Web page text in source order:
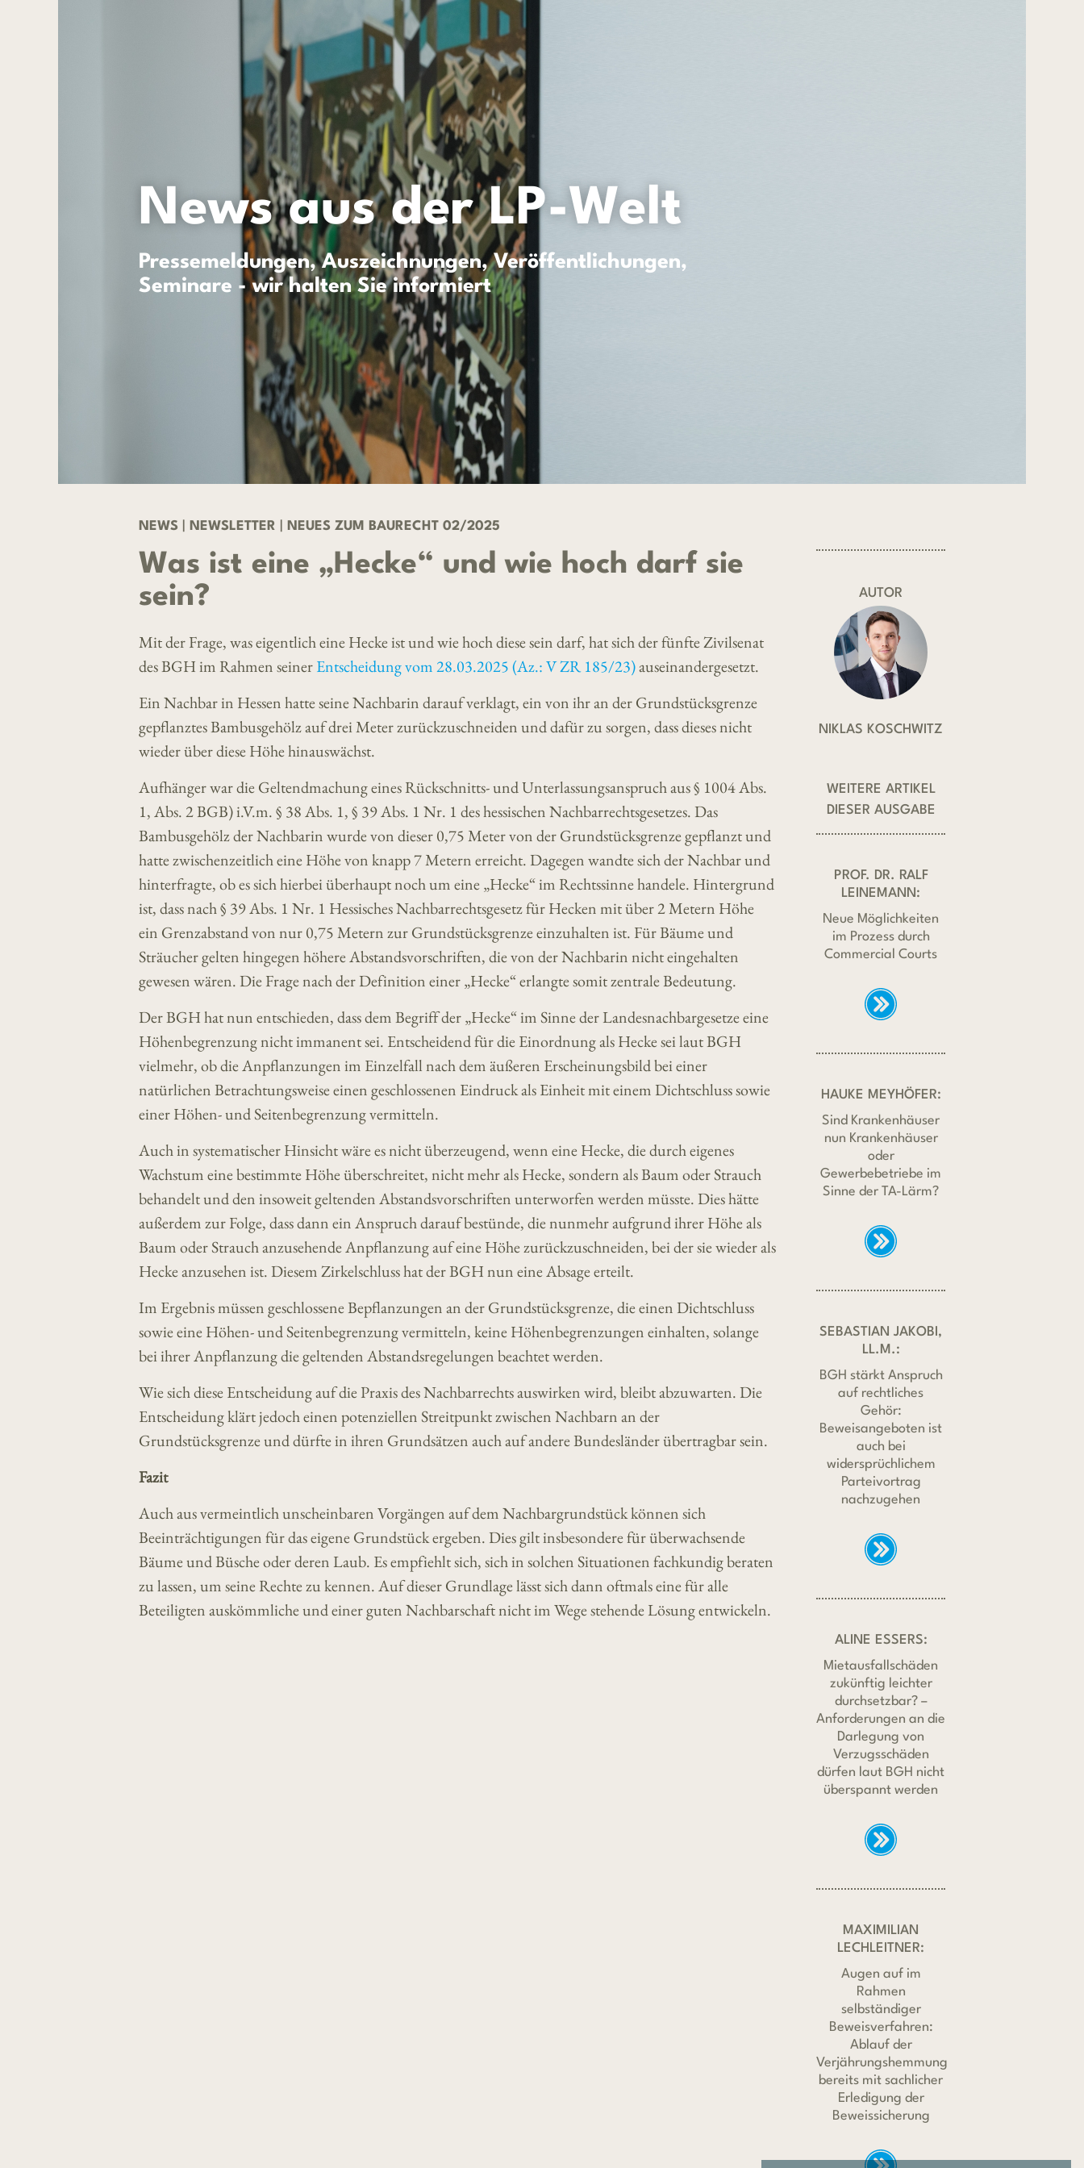
News aus der LP-Welt
Pressemeldungen, Auszeichnungen, Veröffentlichungen,
Seminare - wir halten Sie informiert
NEWS NEWSLETTER NEUES ZUM BAURECHT 02/2025
Was ist eine „Hecke“ und wie hoch darf sie
sein?
Mit der Frage, was eigentlich eine Hecke ist und wie hoch diese sein darf, hat sich der fünfte Zivilsenat
des BGH im Rahmen seinerEntscheidung vom 28.03.2025 (Az.: V ZR 185/23)auseinandergesetzt.
Ein Nachbar in Hessen hatte seine Nachbarin darauf verklagt, ein von ihr an der Grundstücksgrenze
gepflanztes Bambusgehölz auf drei Meter zurückzuschneiden und dafür zu sorgen, dass dieses nicht
wieder über diese Höhe hinauswächst.
Aufhänger war die Geltendmachung eines Rückschnitts- und Unterlassungsanspruch aus § 1004 Abs.
1, Abs. 2 BGB) i.V.m. § 38 Abs. 1, § 39 Abs. 1 Nr. 1 des hessischen Nachbarrechtsgesetzes. Das
Bambusgehölz der Nachbarin wurde von dieser 0,75 Meter von der Grundstücksgrenze gepflanzt und
hatte zwischenzeitlich eine Höhe von knapp 7 Metern erreicht. Dagegen wandte sich der Nachbar und
hinterfragte, ob es sich hierbei überhaupt noch um eine „Hecke“ im Rechtssinne handele. Hintergrund
ist, dass nach § 39 Abs. 1 Nr. 1 Hessisches Nachbarrechtsgesetz für Hecken mit über 2 Metern Höhe
ein Grenzabstand von nur 0,75 Metern zur Grundstücksgrenze einzuhalten ist. Für Bäume und
Sträucher gelten hingegen höhere Abstandsvorschriften, die von der Nachbarin nicht eingehalten
gewesen wären. Die Frage nach der Definition einer „Hecke“ erlangte somit zentrale Bedeutung.
Der BGH hat nun entschieden, dass dem Begriff der „Hecke“ im Sinne der Landesnachbargesetze eine
Höhenbegrenzung nicht immanent sei. Entscheidend für die Einordnung als Hecke sei laut BGH
vielmehr, ob die Anpflanzungen im Einzelfall nach dem äußeren Erscheinungsbild bei einer
natürlichen Betrachtungsweise einen geschlossenen Eindruck als Einheit mit einem Dichtschluss sowie
einer Höhen- und Seitenbegrenzung vermitteln.
Auch in systematischer Hinsicht wäre es nicht überzeugend, wenn eine Hecke, die durch eigenes
Wachstum eine bestimmte Höhe überschreitet, nicht mehr als Hecke, sondern als Baum oder Strauch
behandelt und den insoweit geltenden Abstandsvorschriften unterworfen werden müsste. Dies hätte
außerdem zur Folge, dass dann ein Anspruch darauf bestünde, die nunmehr aufgrund ihrer Höhe als
Baum oder Strauch anzusehende Anpflanzung auf eine Höhe zurückzuschneiden, bei der sie wieder als
Hecke anzusehen ist. Diesem Zirkelschluss hat der BGH nun eine Absage erteilt.
Im Ergebnis müssen geschlossene Bepflanzungen an der Grundstücksgrenze, die einen Dichtschluss
sowie eine Höhen- und Seitenbegrenzung vermitteln, keine Höhenbegrenzungen einhalten, solange
bei ihrer Anpflanzung die geltenden Abstandsregelungen beachtet werden.
Wie sich diese Entscheidung auf die Praxis des Nachbarrechts auswirken wird, bleibt abzuwarten. Die
Entscheidung klärt jedoch einen potenziellen Streitpunkt zwischen Nachbarn an der
Grundstücksgrenze und dürfte in ihren Grundsätzen auch auf andere Bundesländer übertragbar sein.
Fazit
Auch aus vermeintlich unscheinbaren Vorgängen auf dem Nachbargrundstück können sich
Beeinträchtigungen für das eigene Grundstück ergeben. Dies gilt insbesondere für überwachsende
Bäume und Büsche oder deren Laub. Es empfiehlt sich, sich in solchen Situationen fachkundig beraten
zu lassen, um seine Rechte zu kennen. Auf dieser Grundlage lässt sich dann oftmals eine für alle
Beteiligten auskömmliche und einer guten Nachbarschaft nicht im Wege stehende Lösung entwickeln.
AUTOR
NIKLAS KOSCHWITZ
WEITERE ARTIKEL
DIESER AUSGABE
PROF. DR. RALF
LEINEMANN:
Neue Möglichkeiten
im Prozess durch
Commercial Courts
HAUKE MEYHÖFER:
Sind Krankenhäuser
nun Krankenhäuser
oder
Gewerbebetriebe im
Sinne der TA-Lärm?
SEBASTIAN JAKOBI,
LL.M.:
BGH stärkt Anspruch
auf rechtliches
Gehör:
Beweisangeboten ist
auch bei
widersprüchlichem
Parteivortrag
nachzugehen
ALINE ESSERS:
Mietausfallschäden
zukünftig leichter
durchsetzbar? –
Anforderungen an die
Darlegung von
Verzugsschäden
dürfen laut BGH nicht
überspannt werden
MAXIMILIAN
LECHLEITNER:
Augen auf im
Rahmen
selbständiger
Beweisverfahren:
Ablauf der
Verjährungshemmung
bereits mit sachlicher
Erledigung der
Beweissicherung